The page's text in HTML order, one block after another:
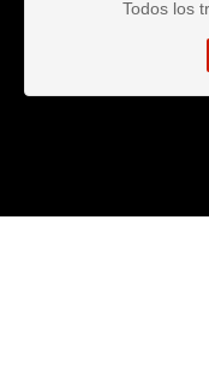
Todos los